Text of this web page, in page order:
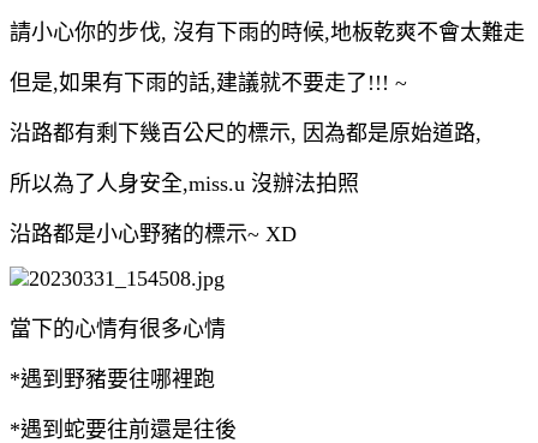
請小心你的步伐, 沒有下雨的時候,地板乾爽不會太難走
但是,如果有下雨的話,建議就不要走了!!! ~
沿路都有剩下幾百公尺的標示, 因為都是原始道路,
所以為了人身安全,miss.u 沒辦法拍照
沿路都是小心野豬的標示~ XD
當下的心情有很多心情
*遇到野豬要往哪裡跑
*遇到蛇要往前還是往後